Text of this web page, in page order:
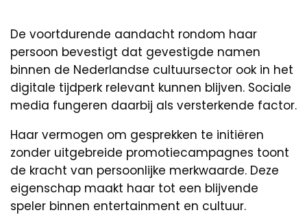
De voortdurende aandacht rondom haar
persoon bevestigt dat gevestigde namen
binnen de Nederlandse cultuursector ook in het
digitale tijdperk relevant kunnen blijven. Sociale
media fungeren daarbij als versterkende factor.
Haar vermogen om gesprekken te initiëren
zonder uitgebreide promotiecampagnes toont
de kracht van persoonlijke merkwaarde. Deze
eigenschap maakt haar tot een blijvende
speler binnen entertainment en cultuur.